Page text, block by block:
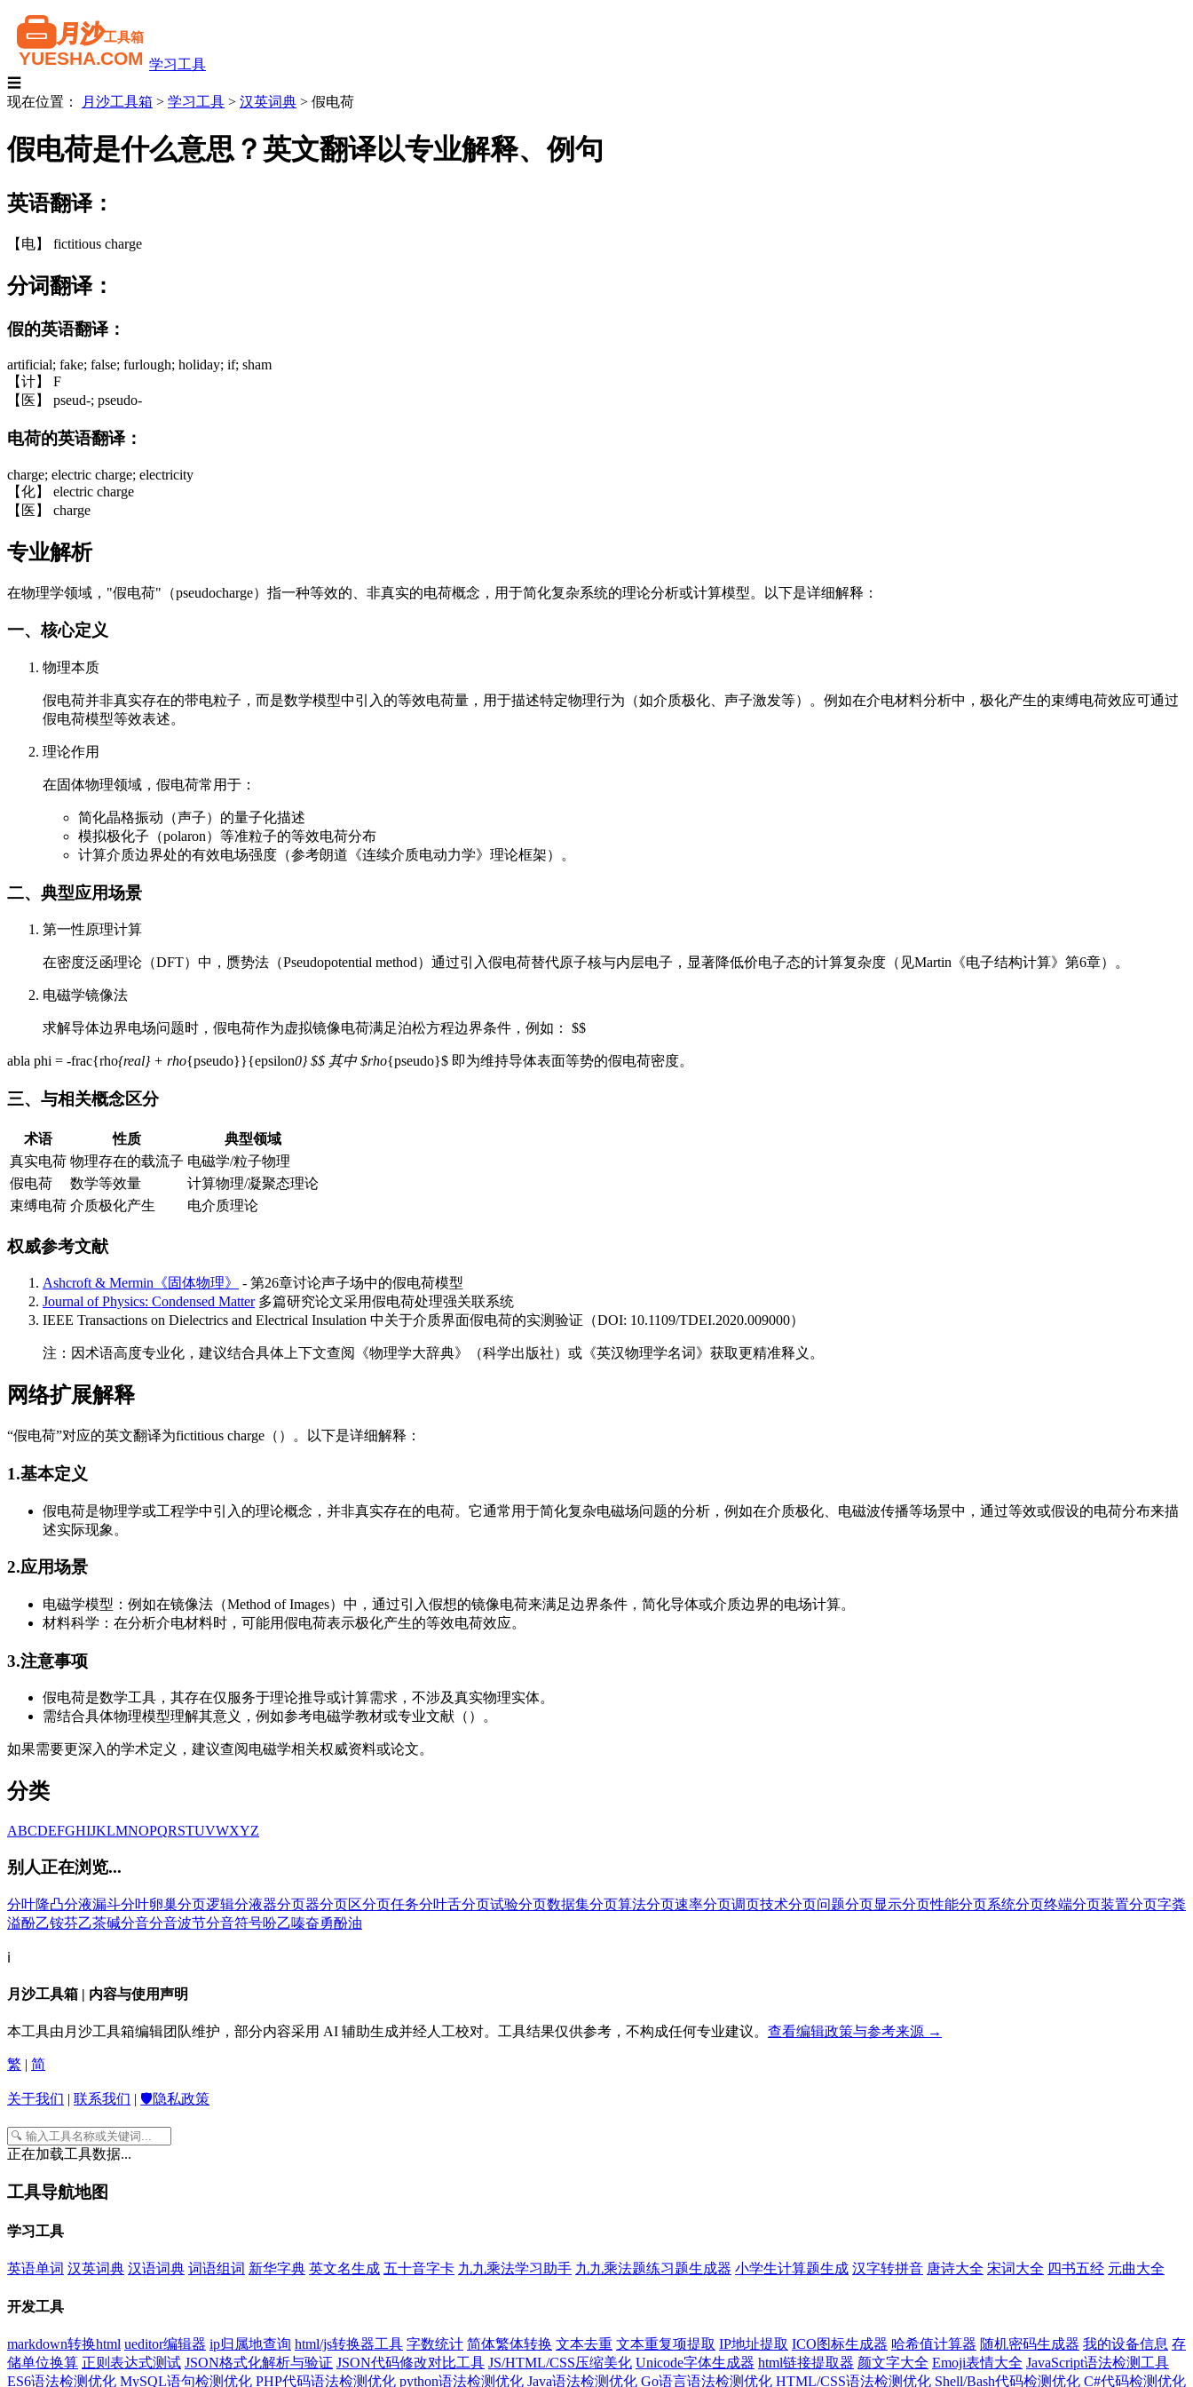
学习工具
☰
现在位置：
月沙工具箱 > 学习工具 > 汉英词典 > 假电荷
假电荷是什么意思？英文翻译以专业解释、例句
英语翻译：
【电】 fictitious charge
分词翻译：
假的英语翻译：
artificial; fake; false; furlough; holiday; if; sham
【计】 F
【医】 pseud-; pseudo-
电荷的英语翻译：
charge; electric charge; electricity
【化】 electric charge
【医】 charge
专业解析
在物理学领域，"假电荷"（pseudocharge）指一种等效的、非真实的电荷概念，用于简化复杂系统的理论分析或计算模型。以下是详细解释：
一、核心定义
物理本质
假电荷并非真实存在的带电粒子，而是数学模型中引入的等效电荷量，用于描述特定物理行为（如介质极化、声子激发等）。例如在介电材料分析中，极化产生的束缚电荷效应可通过
假电荷模型等效表述。
理论作用
在固体物理领域，假电荷常用于：
简化晶格振动（声子）的量子化描述
模拟极化子（polaron）等准粒子的等效电荷分布
计算介质边界处的有效电场强度（参考朗道《连续介质电动力学》理论框架）。
二、典型应用场景
第一性原理计算
在密度泛函理论（DFT）中，赝势法（Pseudopotential method）通过引入假电荷替代原子核与内层电子，显著降低价电子态的计算复杂度（见Martin《电子结构计算》第6章）。
电磁学镜像法
求解导体边界电场问题时，假电荷作为虚拟镜像电荷满足泊松方程边界条件，例如： $$
abla phi = -frac{rho{real} + rho{pseudo}}{epsilon0} $$ 其中 $rho{pseudo}$ 即为维持导体表面等势的假电荷密度。
三、与相关概念区分
术语 性质
典型领域
真实电荷 物理存在的载流子 电磁学/粒子物理
假电荷
数学等效量
计算物理/凝聚态理论
束缚电荷 介质极化产生 电介质理论
权威参考文献
Ashcroft & Mermin《固体物理》
- 第26章讨论声子场中的假电荷模型
Journal of Physics: Condensed Matter多篇研究论文采用假电荷处理强关联系统
IEEE Transactions on Dielectrics and Electrical Insulation 中关于介质界面假电荷的实测验证（DOI: 10.1109/TDEI.2020.009000）
注：因术语高度专业化，建议结合具体上下文查阅《物理学大辞典》（科学出版社）或《英汉物理学名词》获取更精准释义。
网络扩展解释
“假电荷”对应的英文翻译为fictitious charge（）。以下是详细解释：
1.基本定义
假电荷是物理学或工程学中引入的理论概念，并非真实存在的电荷。它通常用于简化复杂电磁场问题的分析，例如在介质极化、电磁波传播等场景中，通过等效或假设的电荷分布来描
述实际现象。
2.应用场景
电磁学模型：例如在镜像法（Method of Images）中，通过引入假想的镜像电荷来满足边界条件，简化导体或介质边界的电场计算。
材料科学：在分析介电材料时，可能用假电荷表示极化产生的等效电荷效应。
3.注意事项
假电荷是数学工具，其存在仅服务于理论推导或计算需求，不涉及真实物理实体。
需结合具体物理模型理解其意义，例如参考电磁学教材或专业文献（）。
如果需要更深入的学术定义，建议查阅电磁学相关权威资料或论文。
分类
ABCDEFGHIJKLMNOPQRSTUVWXYZ
别人正在浏览...
分叶隆凸分液漏斗分叶卵巢分页逻辑分液器分页器分页区分页任务分叶舌分页试验分页数据集分页算法分页速率分页调页技术分页问题分页显示分页性能分页系统分页终端分页装置分页字粪
溢酚乙铵芬乙茶碱分音分音波节分音符号吩乙嗪奋勇酚油
ℹ️
月沙工具箱 | 内容与使用声明
本工具由月沙工具箱编辑团队维护，部分内容采用 AI 辅助生成并经人工校对。工具结果仅供参考，不构成任何专业建议。 查看编辑政策与参考来源 →
繁 | 简
关于我们 | 联系我们 | 🛡️隐私政策
正在加载工具数据...
工具导航地图
学习工具
英语单词 汉英词典 汉语词典 词语组词 新华字典 英文名生成 五十音字卡 九九乘法学习助手 九九乘法题练习题生成器 小学生计算题生成 汉字转拼音 唐诗大全 宋词大全 四书五经 元曲大全
开发工具
markdown转换html ueditor编辑器 ip归属地查询 html/js转换器工具 字数统计 简体繁体转换 文本去重 文本重复项提取 IP地址提取 ICO图标生成器 哈希值计算器 随机密码生成器 我的设备信息 存
储单位换算 正则表达式测试 JSON格式化解析与验证 JSON代码修改对比工具 JS/HTML/CSS压缩美化 Unicode字体生成器 html链接提取器 颜文字大全 Emoji表情大全 JavaScript语法检测工具
ES6语法检测优化 MySQL语句检测优化 PHP代码语法检测优化 python语法检测优化 Java语法检测优化 Go语言语法检测优化 HTML/CSS语法检测优化 Shell/Bash代码检测优化 C#代码检测优化